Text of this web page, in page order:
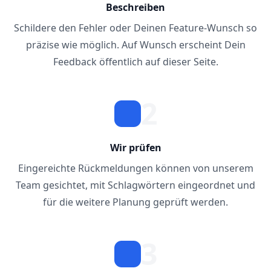
Beschreiben
Schildere den Fehler oder Deinen Feature-Wunsch so
präzise wie möglich. Auf Wunsch erscheint Dein
Feedback öffentlich auf dieser Seite.
2
Wir prüfen
Eingereichte Rückmeldungen können von unserem
Team gesichtet, mit Schlagwörtern eingeordnet und
für die weitere Planung geprüft werden.
3